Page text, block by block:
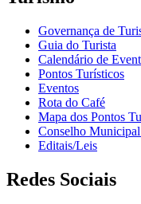
Governança de
Guia do Turista
Calendário de
Pontos Turísticos
Eventos
Rota do Café
Mapa dos Pontos
Conselho
Editais/Leis
Redes Sociais